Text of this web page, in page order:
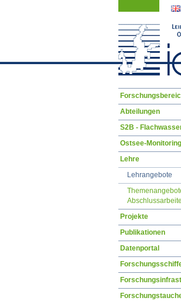
Navigation
überspringen
Abteilungen
S2B -
Ostsee-Monitoring
Lehre
Lehrangebote
Projekte
Publikationen
Datenportal